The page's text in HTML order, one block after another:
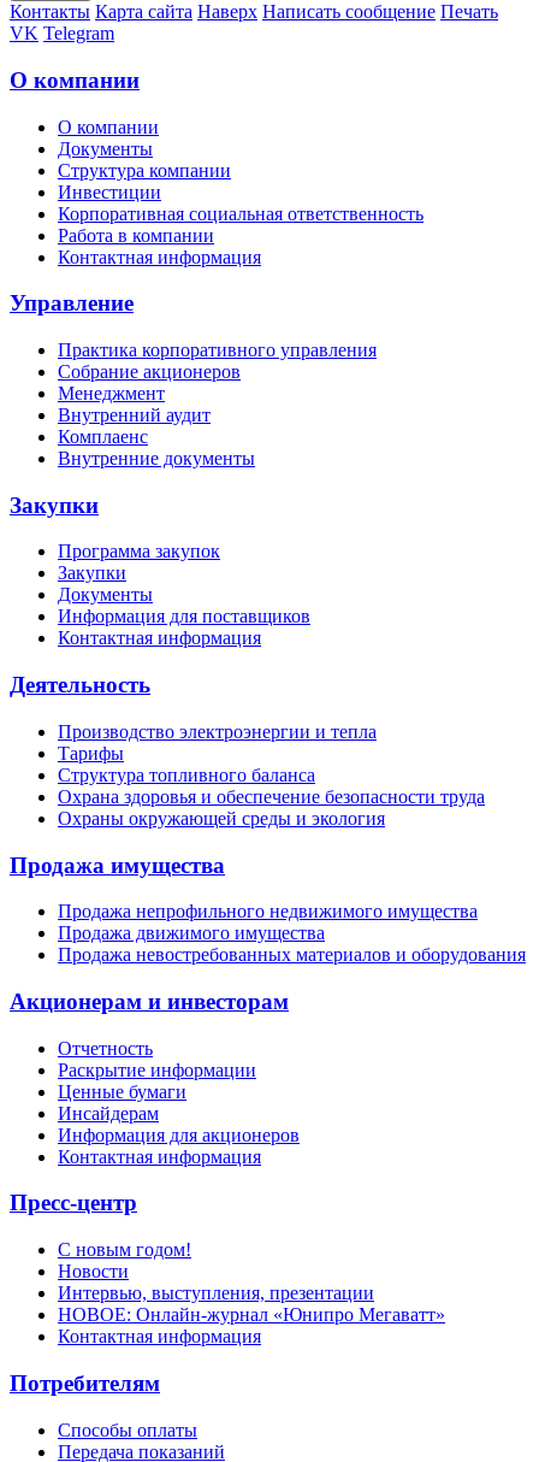
Контакты Карта сайта Наверх Написать сообщение Печать
VK Telegram
О компании
О компании
Документы
Структура компании
Инвестиции
Корпоративная социальная ответственность
Работа в компании
Контактная информация
Управление
Практика корпоративного управления
Собрание акционеров
Менеджмент
Внутренний аудит
Комплаенс
Внутренние документы
Закупки
Программа закупок
Закупки
Документы
Информация для поставщиков
Контактная информация
Деятельность
Производство электроэнергии и тепла
Тарифы
Структура топливного баланса
Охрана здоровья и обеспечение безопасности труда
Охраны окружающей среды и экология
Продажа имущества
Продажа непрофильного недвижимого имущества
Продажа движимого имущества
Продажа невостребованных материалов и оборудования
Акционерам и инвесторам
Отчетность
Раскрытие информации
Ценные бумаги
Инсайдерам
Информация для акционеров
Контактная информация
Пресс-центр
С новым годом!
Новости
Интервью, выступления, презентации
НОВОЕ: Онлайн-журнал «Юнипро Мегаватт»
Контактная информация
Потребителям
Способы оплаты
Передача показаний